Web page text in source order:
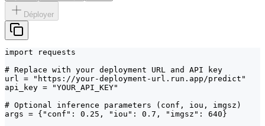
Déployer
import requests
# Replace with your deployment URL and API key
url = "https://your-deployment-url.run.app/predict"
api_key = "YOUR_API_KEY"
# Optional inference parameters (conf, iou, imgsz)
args = {"conf": 0.25, "iou": 0.7, "imgsz": 640}